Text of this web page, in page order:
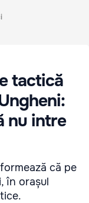
tactică
nu intre
că pe
în orașul